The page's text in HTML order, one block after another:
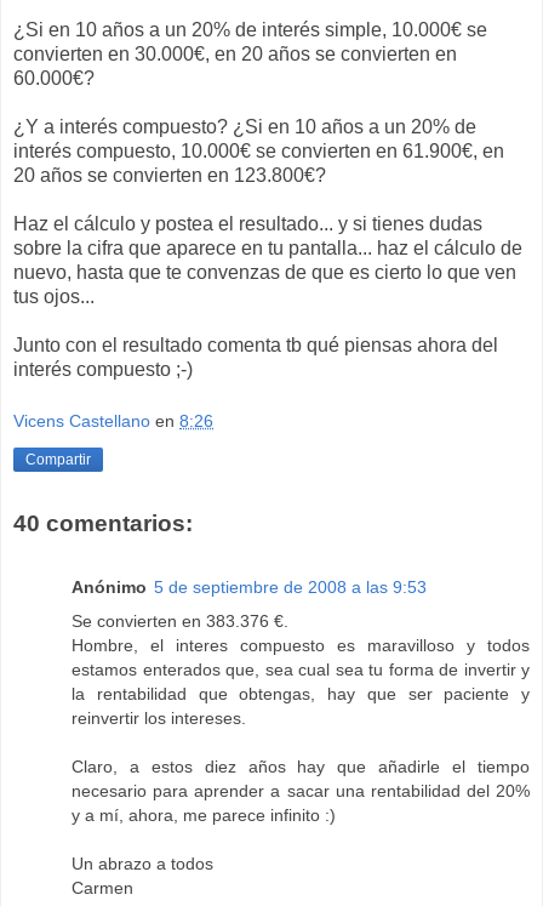
¿Si en 10 años a un 20% de interés simple, 10.000€ se
convierten en 30.000€, en 20 años se convierten en
60.000€?
¿Y a interés compuesto? ¿Si en 10 años a un 20% de
interés compuesto, 10.000€ se convierten en 61.900€, en
20 años se convierten en 123.800€?
Haz el cálculo y postea el resultado... y si tienes dudas
sobre la cifra que aparece en tu pantalla... haz el cálculo de
nuevo, hasta que te convenzas de que es cierto lo que ven
tus ojos...
Junto con el resultado comenta tb qué piensas ahora del
interés compuesto ;-)
Vicens Castellano en 8:26
Compartir
40 comentarios:
Anónimo 5 de septiembre de 2008 a las 9:53
Se convierten en 383.376 €.
Hombre, el interes compuesto es maravilloso y todos
estamos enterados que, sea cual sea tu forma de invertir y
la rentabilidad que obtengas, hay que ser paciente y
reinvertir los intereses.
Claro, a estos diez años hay que añadirle el tiempo
necesario para aprender a sacar una rentabilidad del 20%
y a mí, ahora, me parece infinito :)
Un abrazo a todos
Carmen